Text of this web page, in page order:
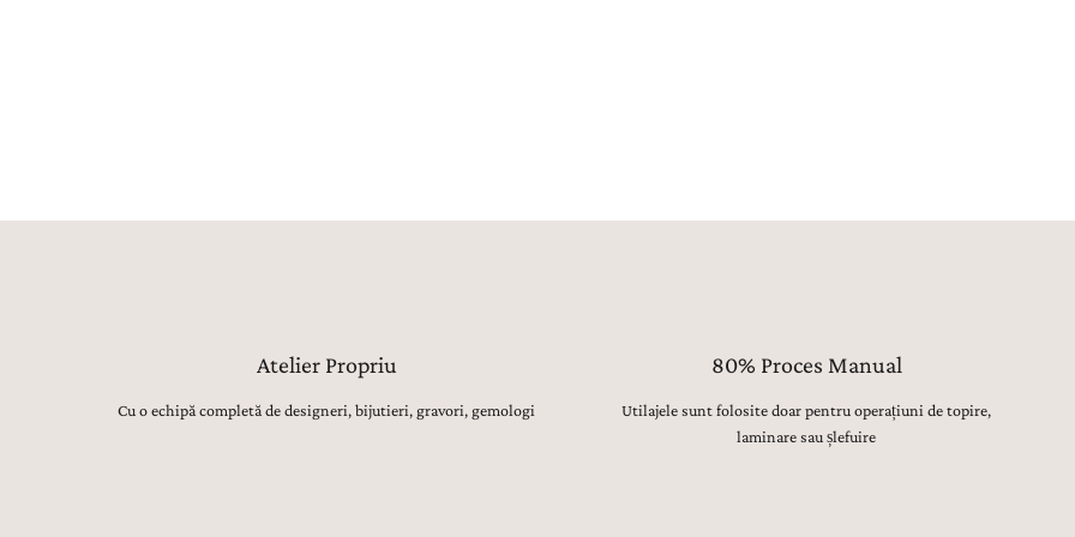
Atelier Propriu
Cu o echipă completă de designeri, bijutieri, gravori, gemologi
80% Proces Manual
Utilajele sunt folosite doar pentru operațiuni de topire,
laminare sau șlefuire